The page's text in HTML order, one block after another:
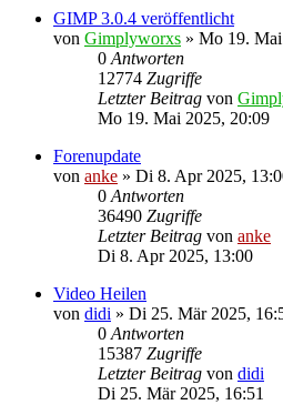
GIMP 3.0.4 veröffentlicht
von Gimplyworxs » Mo 19.
0 Antworten
12774 Zugriffe
Letzter Beitrag von
Mo 19. Mai 2025, 20:09
Forenupdate
von anke » Di 8. Apr 2025,
0 Antworten
36490 Zugriffe
Letzter Beitrag von anke
Di 8. Apr 2025, 13:00
Video Heilen
von didi » Di 25. Mär 2025,
0 Antworten
15387 Zugriffe
Letzter Beitrag von didi
Di 25. Mär 2025, 16:51